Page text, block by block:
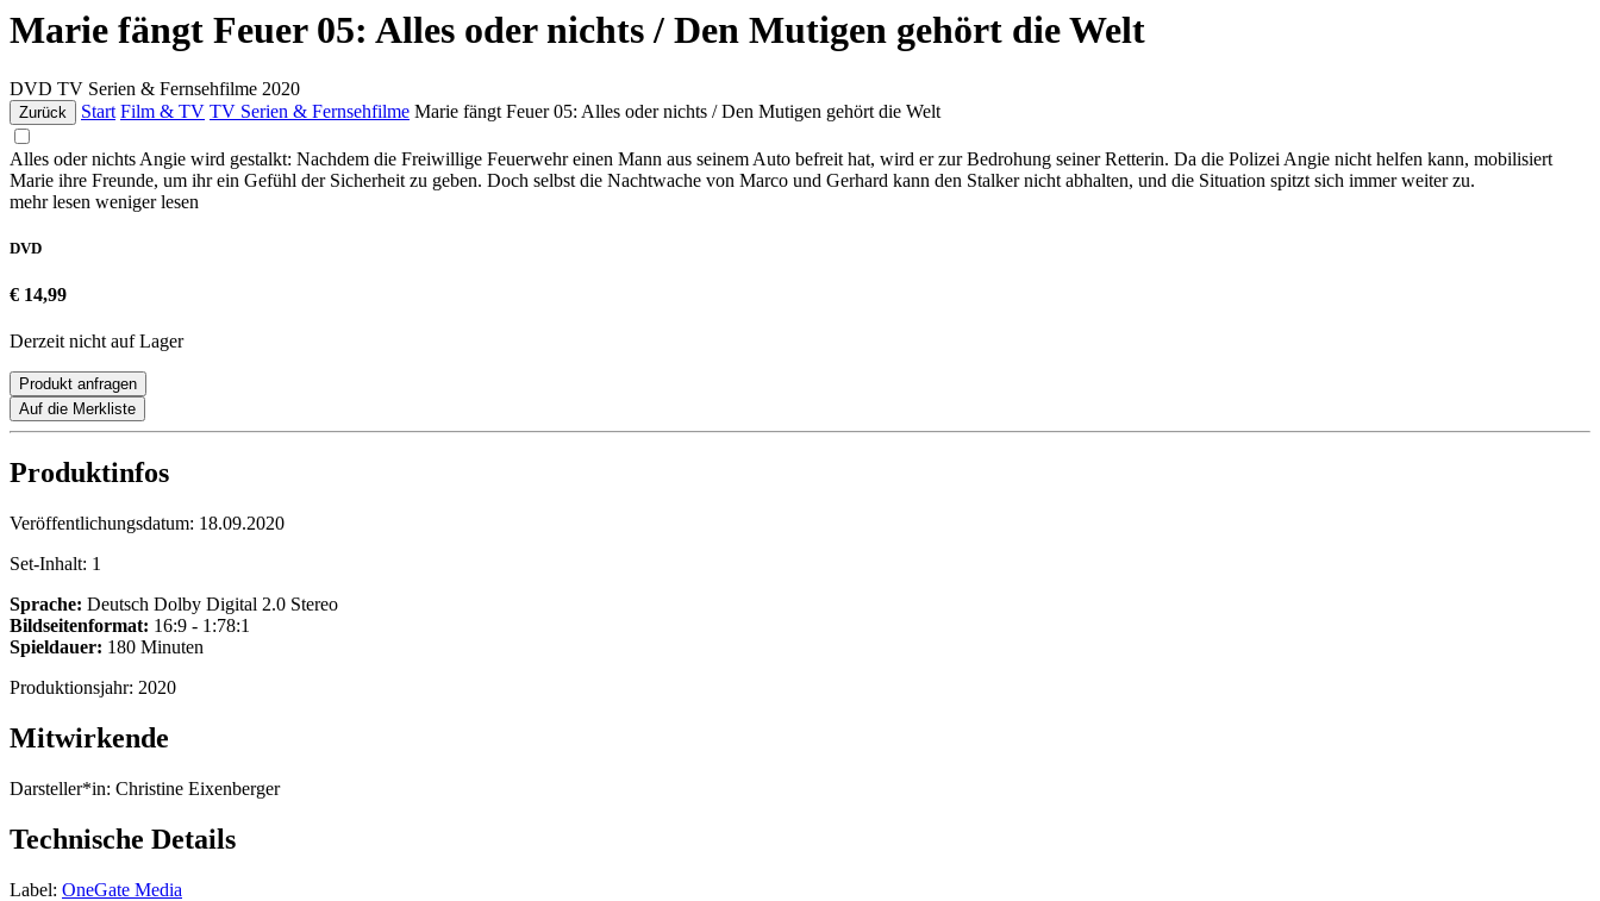
Marie fängt Feuer 05: Alles oder nichts / Den Mutigen gehört die Welt
DVD TV Serien & Fernsehfilme 2020
Zurück Start Film & TV TV Serien & Fernsehfilme Marie fängt Feuer 05: Alles oder nichts / Den Mutigen gehört die Welt
Alles oder nichts Angie wird gestalkt: Nachdem die Freiwillige Feuerwehr einen Mann aus seinem Auto befreit hat, wird er zur Bedrohung seiner Retterin. Da die Polizei Angie nicht helfen kann, mobilisiert
Marie ihre Freunde, um ihr ein Gefühl der Sicherheit zu geben. Doch selbst die Nachtwache von Marco und Gerhard kann den Stalker nicht abhalten, und die Situation spitzt sich immer weiter zu.
mehr lesen weniger lesen
DVD
€ 14,99
Derzeit nicht auf Lager
Produkt anfragen
Auf die Merkliste
Produktinfos
Veröffentlichungsdatum: 18.09.2020
Set-Inhalt: 1
Sprache: Deutsch Dolby Digital 2.0 Stereo
Bildseitenformat: 16:9 - 1:78:1
Spieldauer: 180 Minuten
Produktionsjahr: 2020
Mitwirkende
Darsteller*in: Christine Eixenberger
Technische Details
Label: OneGate Media